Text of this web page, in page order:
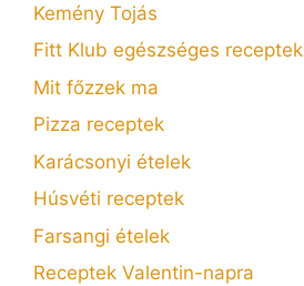
Kemény Tojás
Fitt Klub egészséges receptek
Mit főzzek ma
Pizza receptek
Karácsonyi ételek
Húsvéti receptek
Farsangi ételek
Receptek Valentin-napra